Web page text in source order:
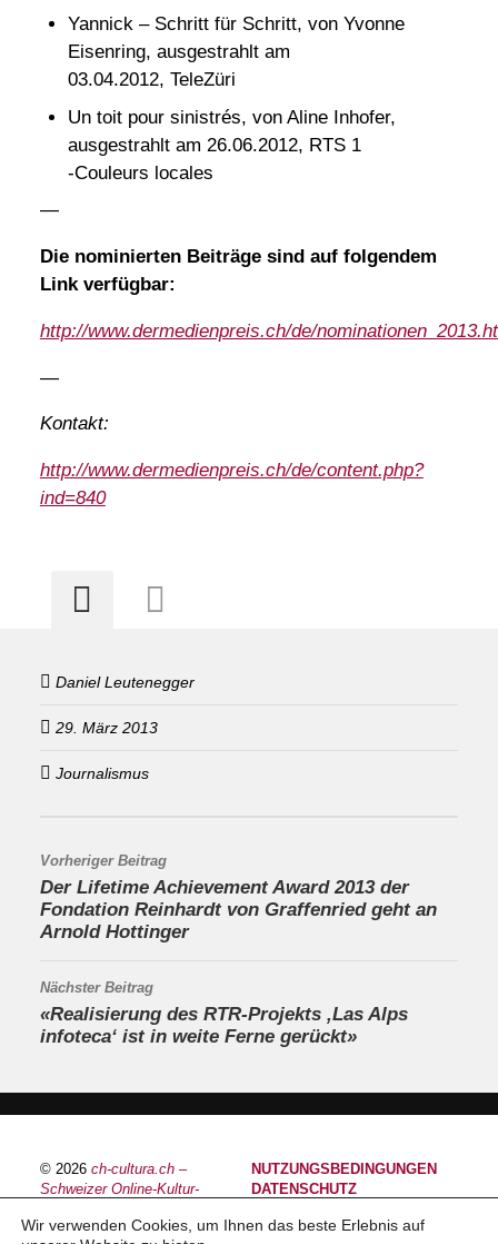
Yannick – Schritt für Schritt, von Yvonne
Eisenring, ausgestrahlt am
03.04.2012, TeleZüri
Un toit pour sinistrés, von Aline Inhofer,
ausgestrahlt am 26.06.2012, RTS 1
-Couleurs locales
—
Die nominierten Beiträge sind auf folgendem
Link verfügbar:
http://www.dermedienpreis.ch/de/
—
Kontakt:
http://www.dermedienpreis.ch/de/content.php?
ind=840
Daniel Leutenegger
29. März 2013
Journalismus
Vorheriger Beitrag
Der Lifetime Achievement Award 2013 der
Fondation Reinhardt von Graffenried geht an
Arnold Hottinger
Nächster Beitrag
«Realisierung des RTR-Projekts ‚Las Alps
infoteca‘ ist in weite Ferne gerückt»
© 2026 ch-cultura.ch –
Schweizer Online-Kultur-
NUTZUNGSBEDINGUNGEN
DATENSCHUTZ
Wir verwenden Cookies, um Ihnen das beste Erlebnis auf